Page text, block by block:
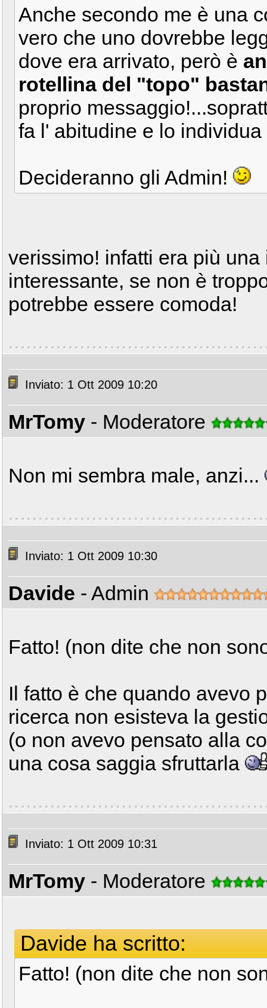
Anche secondo me è una
vero che uno dovrebbe
dove era arrivato, però è
rotellina del "topo"
proprio
fa l' abitudine e lo
Decideranno gli Admin!
verissimo! infatti era più
interessante, se non è
potrebbe essere comoda!
Inviato: 1 Ott 2009 10:20
MrTomy - Moderatore
Non mi sembra male, anzi...
Inviato: 1 Ott 2009 10:30
Davide - Admin
Fatto! (non dite che non
Il fatto è che quando avevo
ricerca non esisteva la
(o non avevo pensato alla
una cosa saggia sfruttarla
Inviato: 1 Ott 2009 10:31
MrTomy - Moderatore
Davide ha scritto:
Fatto! (non dite che non